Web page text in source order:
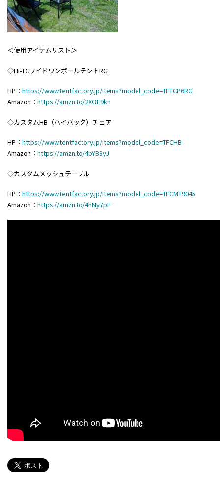
＜使用アイテムリスト＞
◇Hi-TCワイドワンポールテントRG
HP： https://www.tentfactory.jp/items?model_code=TFTCP6RG
Amazon： https://amzn.to/2XOE9kn
◇カスタムHB（ハイバック）チェア
HP： https://www.tentfactory.jp/items?model_code=TFCHB
Amazon： https://amzn.to/4bYB3yJ
◇カスタムメッシュテーブル
HP： https://www.tentfactory.jp/items?model_code=TFCMT9045
Amazon： https://amzn.to/4hNy7pP